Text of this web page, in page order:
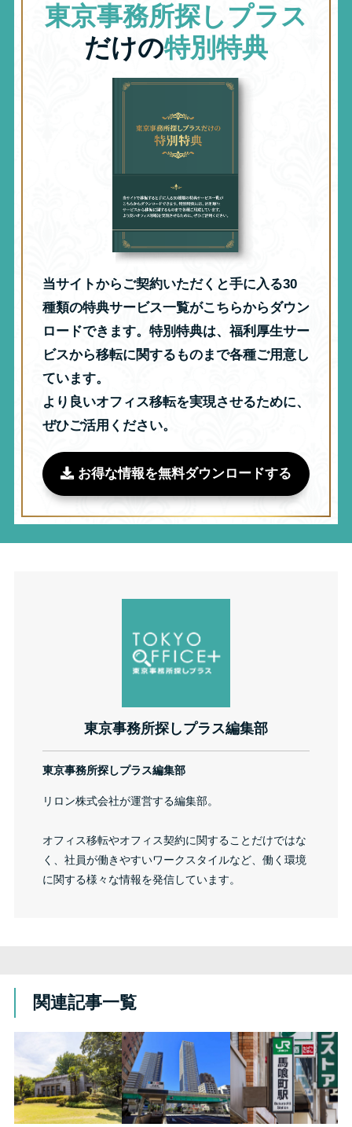
東京事務所探しプラス
だけの特別特典
当サイトからご契約いただくと手に入る30
種類の特典サービス一覧がこちらからダウン
ロードできます。特別特典は、福利厚生サー
ビスから移転に関するものまで各種ご用意し
ています。
より良いオフィス移転を実現させるために、
ぜひご活用ください。
お得な情報を無料ダウンロードする
東京事務所探しプラス編集部
東京事務所探しプラス編集部
リロン株式会社が運営する編集部。
オフィス移転やオフィス契約に関することだけではな
く、社員が働きやすいワークスタイルなど、働く環境
に関する様々な情報を発信しています。
関連記事一覧